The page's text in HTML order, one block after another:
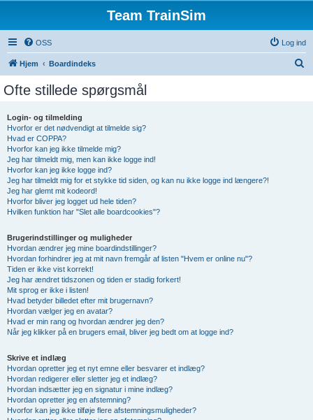
Team TrainSim
OSS Log ind
Hjem Boardindeks
Ofte stillede spørgsmål
Login- og tilmelding
Hvorfor er det nødvendigt at tilmelde sig?
Hvad er COPPA?
Hvorfor kan jeg ikke tilmelde mig?
Jeg har tilmeldt mig, men kan ikke logge ind!
Hvorfor kan jeg ikke logge ind?
Jeg har tilmeldt mig for et stykke tid siden, og kan nu ikke logge ind længere?!
Jeg har glemt mit kodeord!
Hvorfor bliver jeg logget ud hele tiden?
Hvilken funktion har "Slet alle boardcookies"?
Brugerindstillinger og muligheder
Hvordan ændrer jeg mine boardindstillinger?
Hvordan forhindrer jeg at mit navn fremgår af listen "Hvem er online nu"?
Tiden er ikke vist korrekt!
Jeg har ændret tidszonen og tiden er stadig forkert!
Mit sprog er ikke i listen!
Hvad betyder billedet efter mit brugernavn?
Hvordan vælger jeg en avatar?
Hvad er min rang og hvordan ændrer jeg den?
Når jeg klikker på en brugers email, bliver jeg bedt om at logge ind?
Skrive et indlæg
Hvordan opretter jeg et nyt emne eller besvarer et indlæg?
Hvordan redigerer eller sletter jeg et indlæg?
Hvordan indsætter jeg en signatur i mine indlæg?
Hvordan opretter jeg en afstemning?
Hvorfor kan jeg ikke tilføje flere afstemningsmuligheder?